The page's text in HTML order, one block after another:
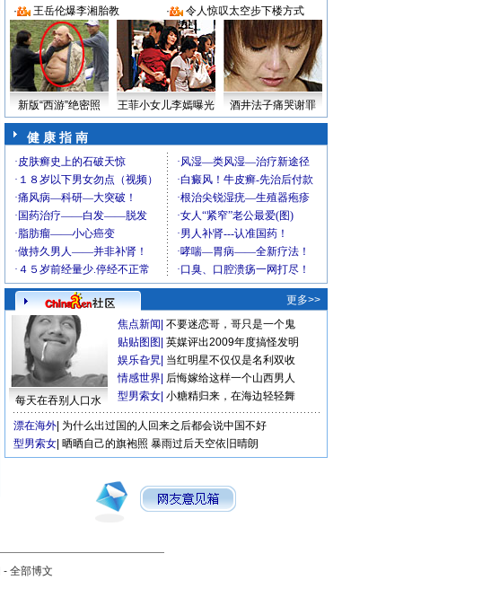
·
王岳伦爆李湘胎教 · 令人惊叹太空步下楼方式
新版“西游”绝密照 王菲小女儿李嫣曝光 酒井法子痛哭谢罪
健 康 指 南
更多>>
每天在吞别人口水
焦点新闻 不要迷恋哥，哥只是一个鬼
贴贴图图 英媒评出2009年度搞怪发明
娱乐旮旯 当红明星不仅仅是名利双收
情感世界 后悔嫁给这样一个山西男人
型男索女 小糖精归来，在海边轻轻舞
漂在海外 为什么出过国的人回来之后都会说中国不好
型男索女 晒晒自己的旗袍照 暴雨过后天空依旧晴朗
- 全部博文